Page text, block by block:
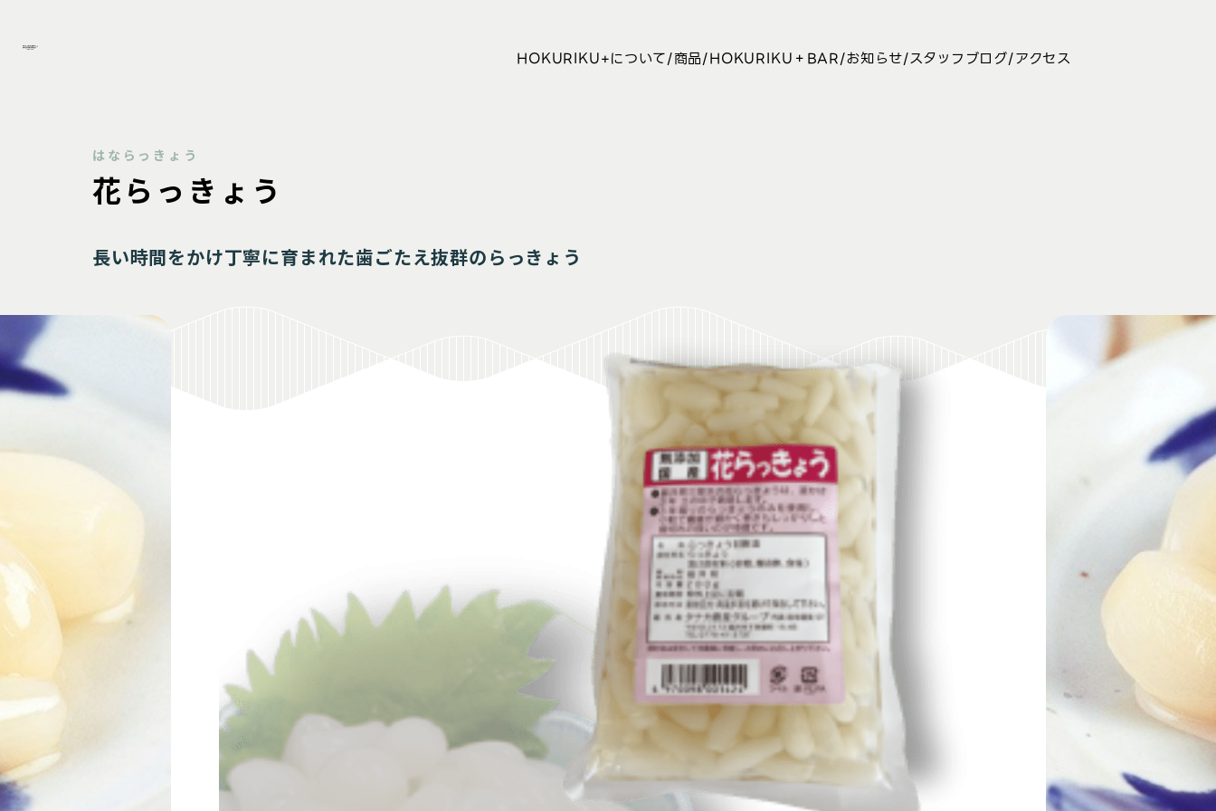
花らっきょう
長い時間をかけ丁寧に育まれた歯ごたえ抜群のらっきょう
HOKURIKU+について 商品 HOKURIKU＋BAR お知らせ スタッフブログ アクセス